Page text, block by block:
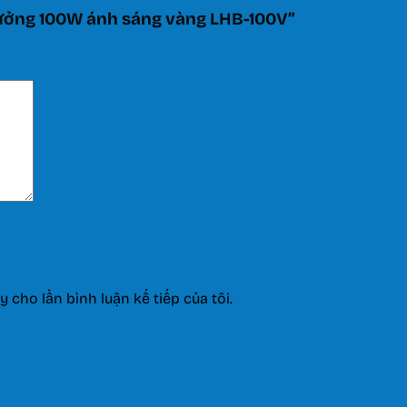
100W ánh sáng vàng LHB-100V”
cho lần bình luận kế tiếp của tôi.